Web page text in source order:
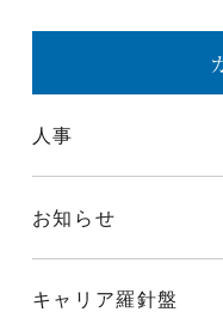
人事
お知らせ
キャリア羅針盤